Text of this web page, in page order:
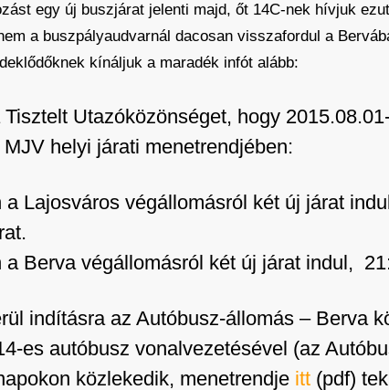
egy új buszjárat jelenti majd, őt 14C-nek hívjuk
a buszpályaudvarnál dacosan visszafordul a
kínáljuk a maradék infót alább:
Utazóközönséget, hogy
helyi járati menetrendjében:
a Lajosváros végállomásról két új járat
a Berva végállomásról két új járat indul,
indításra az Autóbusz-állomás – Berva
es autóbusz vonalvezetésével (az
közlekedik, menetrendje itt (pdf)